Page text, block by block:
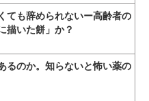
ても辞められないー高齢者の
描いた餅」か？
るのか。知らないと怖い薬の